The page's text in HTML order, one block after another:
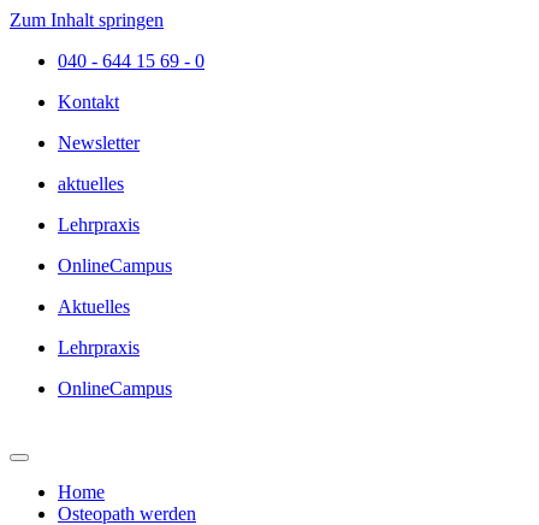
Zum Inhalt springen
040 - 644 15 69 - 0
Kontakt
Newsletter
aktuelles
Lehrpraxis
OnlineCampus
Aktuelles
Lehrpraxis
OnlineCampus
Home
Osteopath werden